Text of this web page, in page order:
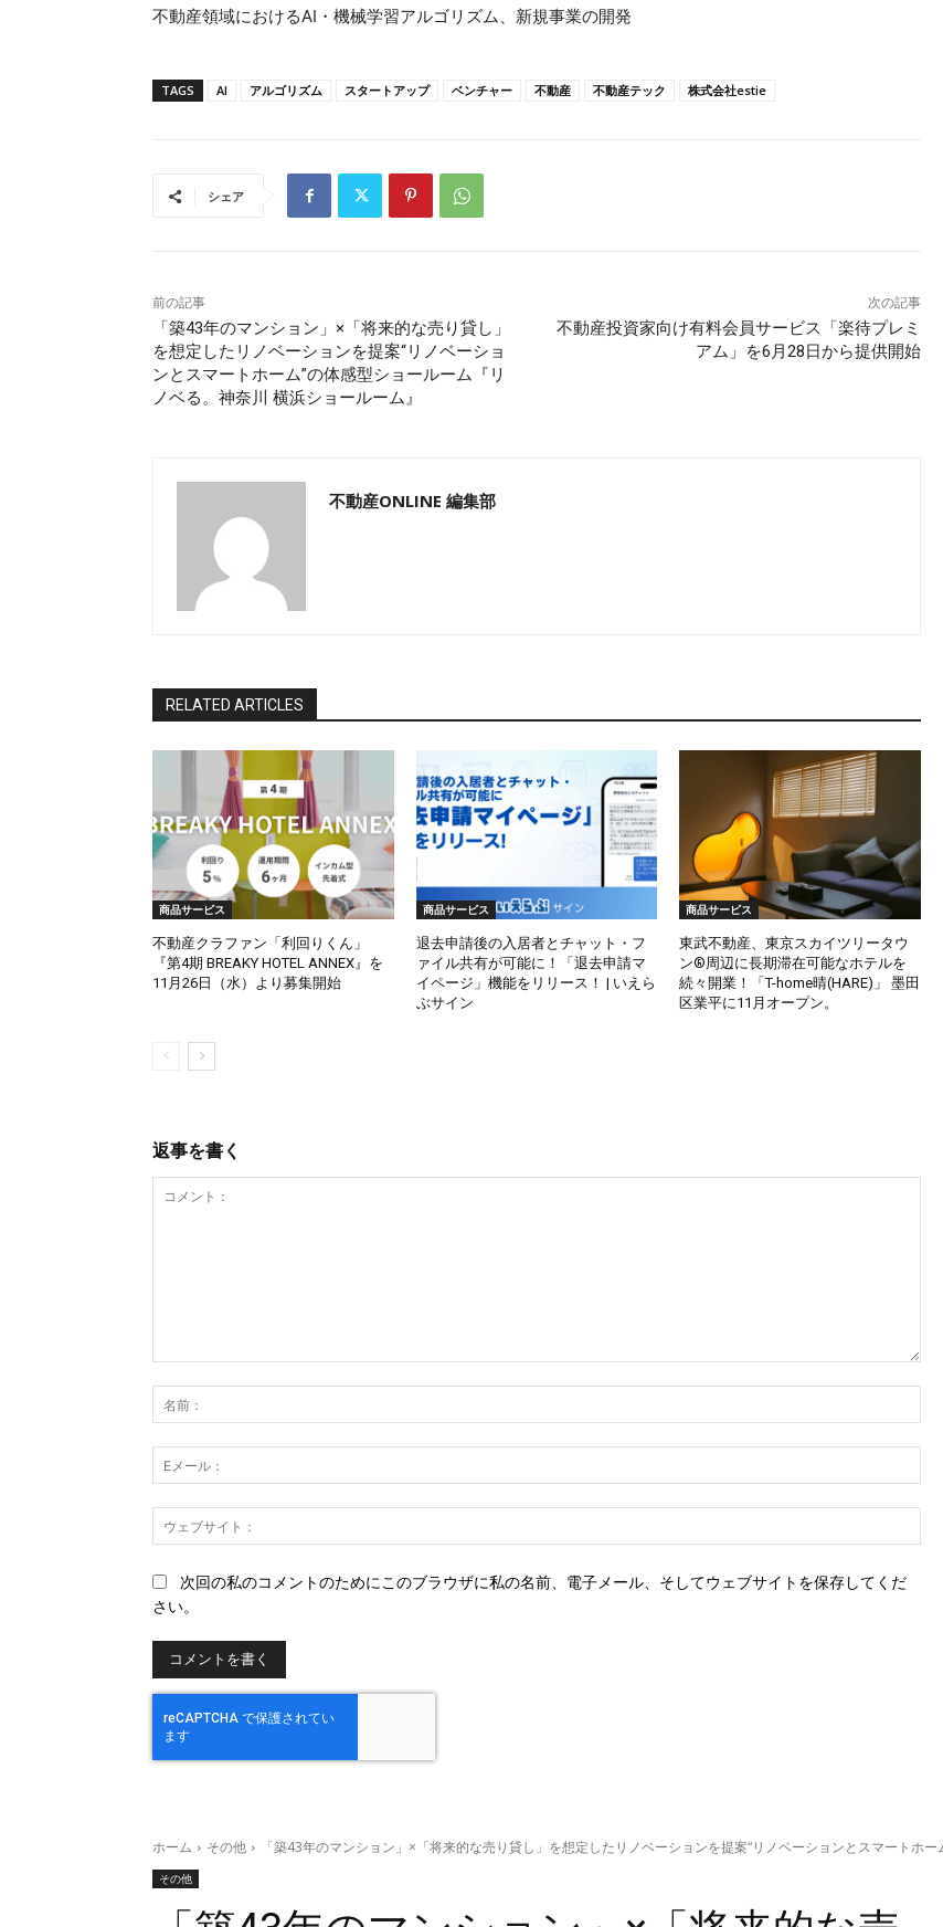
不動産領域におけるAI・機械学習アルゴリズム、新規事業の開発
TAGS AI アルゴリズム スタートアップ ベンチャー 不動産 不動産テック 株式会社estie
シェア
前の記事
「築43年のマンション」×「将来的な売り貸し」
を想定したリノベーションを提案“リノベーショ
ンとスマートホーム”の体感型ショールーム『リ
ノベる。神奈川 横浜ショールーム』
次の記事
不動産投資家向け有料会員サービス「楽待プレミ
アム」を6月28日から提供開始
不動産ONLINE 編集部
RELATED ARTICLES
商品サービス
不動産クラファン「利回りくん」
『第4期 BREAKY HOTEL ANNEX』を
11月26日（水）より募集開始
商品サービス
退去申請後の入居者とチャット・フ
ァイル共有が可能に！「退去申請マ
イページ」機能をリリース！ | いえら
ぶサイン
商品サービス
東武不動産、東京スカイツリータウ
ン®周辺に長期滞在可能なホテルを
続々開業！「T-home晴(HARE)」 墨田
区業平に11月オープン。
返事を書く
ン
ト：
前：
メ
ー
ェ
次回の私のコメントのためにこのブラウザに私の名前、電子メール、そしてウェブサイトを保存してくだ
さい。